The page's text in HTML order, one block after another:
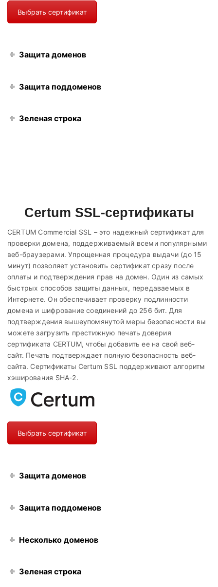
Выбрать сертификат
Защита доменов
Защита поддоменов
Зеленая строка
Certum SSL-сертификаты
CERTUM Commercial SSL – это надежный сертификат для
проверки домена, поддерживаемый всеми популярными
веб-браузерами. Упрощенная процедура выдачи (до 15
минут) позволяет установить сертификат сразу после
оплаты и подтверждения прав на домен. Один из самых
быстрых способов защиты данных, передаваемых в
Интернете. Он обеспечивает проверку подлинности
домена и шифрование соединений до 256 бит. Для
подтверждения вышеупомянутой меры безопасности вы
можете загрузить престижную печать доверия
сертификата CERTUM, чтобы добавить ее на свой веб-
сайт. Печать подтверждает полную безопасность веб-
сайта. Сертификаты Certum SSL поддерживают алгоритм
хэширования SHA-2.
Выбрать сертификат
Защита доменов
Защита поддоменов
Несколько доменов
Зеленая строка